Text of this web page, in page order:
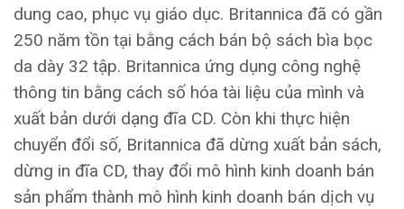
dung cao, phục vụ giáo dục. Britannica đã có gần
250 năm tồn tại bằng cách bán bộ sách bìa bọc
da dày 32 tập. Britannica ứng dụng công nghệ
thông tin bằng cách số hóa tài liệu của mình và
xuất bản dưới dạng đĩa CD. Còn khi thực hiện
chuyển đổi số, Britannica đã dừng xuất bản sách,
dừng in đĩa CD, thay đổi mô hình kinh doanh bán
sản phẩm thành mô hình kinh doanh bán dịch vụ